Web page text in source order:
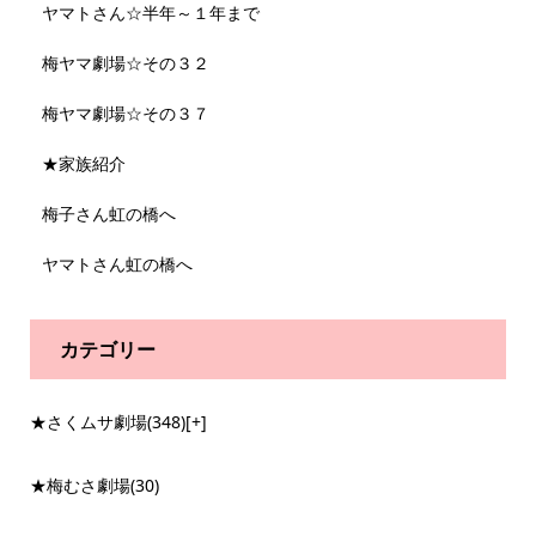
ヤマトさん☆半年～１年まで
梅ヤマ劇場☆その３２
梅ヤマ劇場☆その３７
★家族紹介
梅子さん虹の橋へ
ヤマトさん虹の橋へ
カテゴリー
★さくムサ劇場(348)[+]
★梅むさ劇場(30)